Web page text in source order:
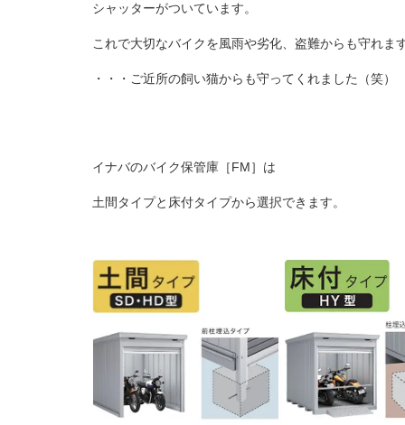
シャッターがついています。
これで大切なバイクを風雨や劣化、 盗難からも守れま
・・・ご近所の飼い猫からも守ってくれました（笑）
イナバのバイク保管庫［FM］は
土間タイプと床付タイプから選択できます。